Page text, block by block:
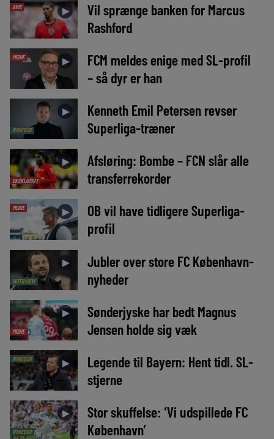
AVIS ►
Vil sprænge banken for Marcus
Rashford
MEDIE ►
FCM meldes enige med SL-profil
– så dyr er han
NYHEDER
►
Kenneth Emil Petersen revser
Superliga-træner
EKSKLUSIVT
►
Afsløring: Bombe – FCN slår alle
transferrekorder
MEDIE ►
OB vil have tidligere Superliga-
profil
INTERVIEW
►
Jubler over store FC København-
nyheder
MEDIE
►
Sønderjyske har bedt Magnus
Jensen holde sig væk
NYHEDER ►
Legende til Bayern: Hent tidl. SL-
stjerne
NYHEDER
►
Stor skuffelse: ‘Vi udspillede FC
København’